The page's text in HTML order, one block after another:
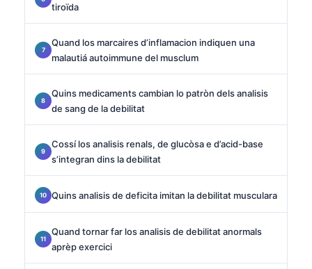
tiroïda
Quand los marcaires d’inflamacion indiquen una
malautiá autoimmune del musclum
Quins medicaments cambian lo patròn dels analisis
de sang de la debilitat
Cossí los analisis renals, de glucòsa e d’acid-base
s’integran dins la debilitat
Quins analisis de deficita imitan la debilitat musculara
Quand tornar far los analisis de debilitat anormals
aprèp exercici